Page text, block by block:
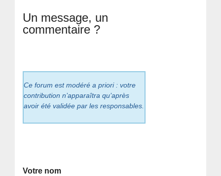
Un message, un
commentaire ?
Ce forum est modéré a priori : votre
contribution n’apparaîtra qu’après
avoir été validée par les responsables.
Votre nom